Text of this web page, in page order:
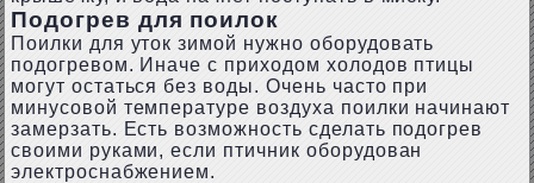
Подогрев для поилок
Поилки для уток зимой нужно оборудовать
подогревом. Иначе с приходом холодов птицы
могут остаться без воды. Очень часто при
минусовой температуре воздуха поилки начинают
замерзать. Есть возможность сделать подогрев
своими руками, если птичник оборудован
электроснабжением.